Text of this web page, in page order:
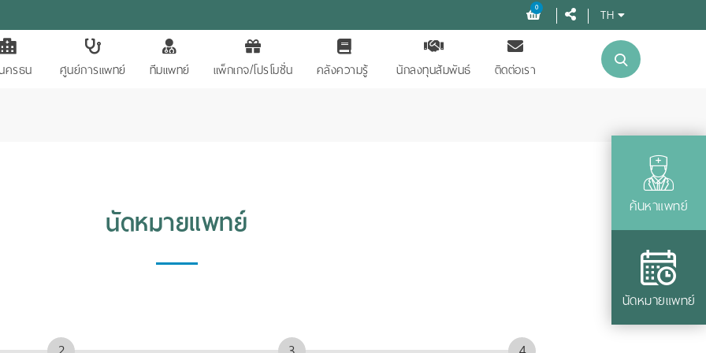
0 TH
ครธน ศูนย์การแพทย์ ทีมแพทย์ แพ็กเกจ/โปรโมชั่น คลังความรู้ นักลงทุนสัมพันธ์ ติดต่อเรา
ค้นหาแพทย์
นัดหมายแพทย์
นัดหมายแพทย์